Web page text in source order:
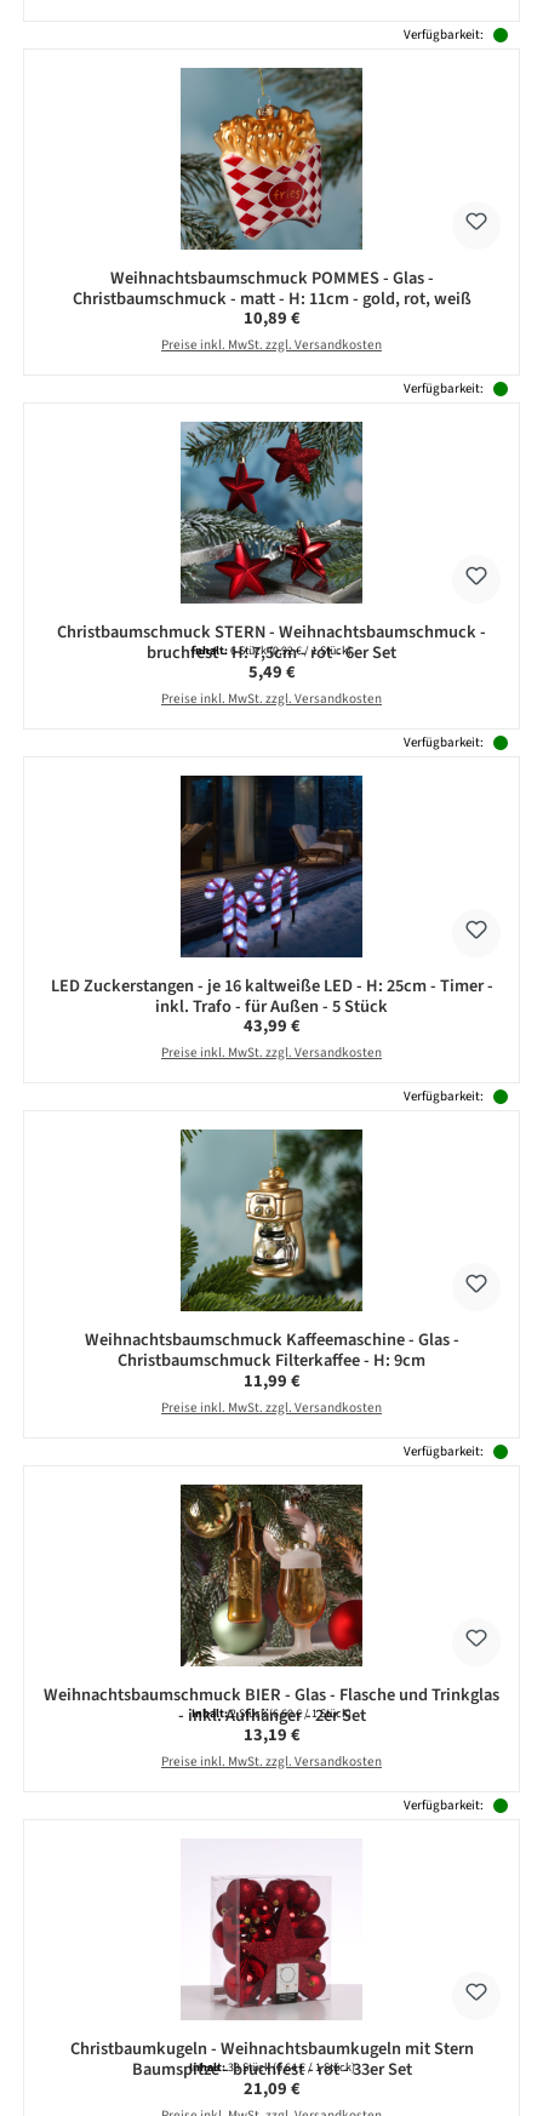
Verfügbarkeit:
Weihnachtsbaumschmuck POMMES - Glas -
Christbaumschmuck - matt - H: 11cm - gold, rot, weiß
Regulärer Preis:
10,89 €
Preise inkl. MwSt. zzgl. Versandkosten
Verfügbarkeit:
Christbaumschmuck STERN - Weihnachtsbaumschmuck -
bruchfest - H: 7,5cm - rot - 6er Set
Inhalt:6 Stück(0,92 € / 1 Stück)
Regulärer Preis:
5,49 €
Preise inkl. MwSt. zzgl. Versandkosten
Verfügbarkeit:
LED Zuckerstangen - je 16 kaltweiße LED - H: 25cm - Timer -
inkl. Trafo - für Außen - 5 Stück
Regulärer Preis:
43,99 €
Preise inkl. MwSt. zzgl. Versandkosten
Verfügbarkeit:
Weihnachtsbaumschmuck Kaffeemaschine - Glas -
Christbaumschmuck Filterkaffee - H: 9cm
Regulärer Preis:
11,99 €
Preise inkl. MwSt. zzgl. Versandkosten
Verfügbarkeit:
Weihnachtsbaumschmuck BIER - Glas - Flasche und Trinkglas
- inkl. Aufhänger - 2er Set
Inhalt:2 Stück(6,60 € / 1 Stück)
Regulärer Preis:
13,19 €
Preise inkl. MwSt. zzgl. Versandkosten
Verfügbarkeit:
Christbaumkugeln - Weihnachtsbaumkugeln mit Stern
Baumspitze - bruchfest - rot - 33er Set
Inhalt:33 Stück(0,64 € / 1 Stück)
Regulärer Preis:
21,09 €